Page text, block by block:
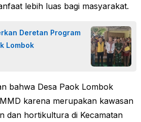
lebih luas bagi masyarakat.
Deretan Program
Lombok
bahwa Desa Paok Lombok
karena merupakan kawasan
dan hortikultura di Kecamatan